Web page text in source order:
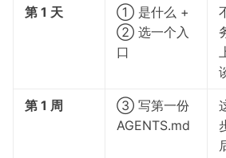
第 1 天
① 是什么 +
② 选一个入
口
第 1 周
③ 写第一份
AGENTS.md